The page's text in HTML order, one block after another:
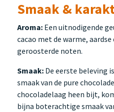
Smaak &
Aroma: Een uitnodigende
cacao met de warme,
geroosterde noten.
Smaak: De eerste beleving
smaak van de pure
chocoladelaag heen bijt,
bijna boterachtige smaak